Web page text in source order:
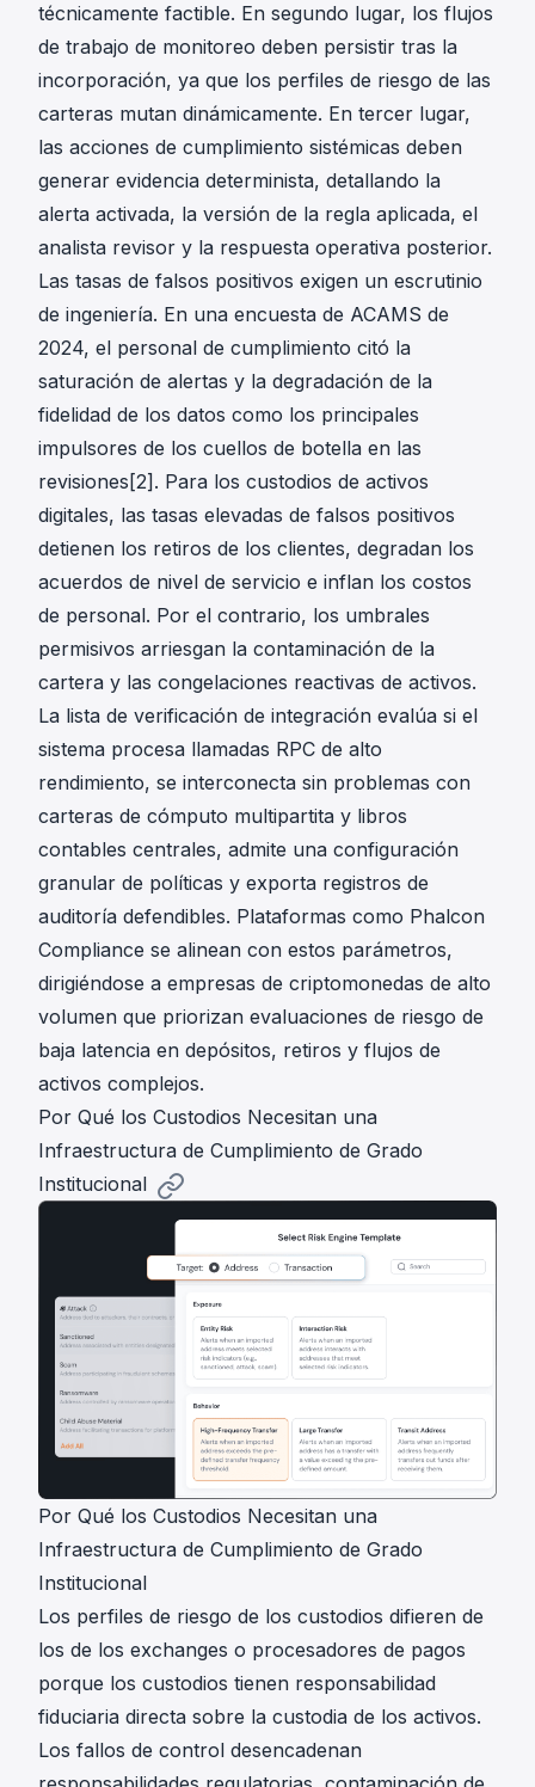
técnicamente factible. En segundo lugar, los flujos
de trabajo de monitoreo deben persistir tras la
incorporación, ya que los perfiles de riesgo de las
carteras mutan dinámicamente. En tercer lugar,
las acciones de cumplimiento sistémicas deben
generar evidencia determinista, detallando la
alerta activada, la versión de la regla aplicada, el
analista revisor y la respuesta operativa posterior.
Las tasas de falsos positivos exigen un escrutinio
de ingeniería. En una encuesta de ACAMS de
2024, el personal de cumplimiento citó la
saturación de alertas y la degradación de la
fidelidad de los datos como los principales
impulsores de los cuellos de botella en las
revisiones[2]. Para los custodios de activos
digitales, las tasas elevadas de falsos positivos
detienen los retiros de los clientes, degradan los
acuerdos de nivel de servicio e inflan los costos
de personal. Por el contrario, los umbrales
permisivos arriesgan la contaminación de la
cartera y las congelaciones reactivas de activos.
La lista de verificación de integración evalúa si el
sistema procesa llamadas RPC de alto
rendimiento, se interconecta sin problemas con
carteras de cómputo multipartita y libros
contables centrales, admite una configuración
granular de políticas y exporta registros de
auditoría defendibles. Plataformas como Phalcon
Compliance se alinean con estos parámetros,
dirigiéndose a empresas de criptomonedas de alto
volumen que priorizan evaluaciones de riesgo de
baja latencia en depósitos, retiros y flujos de
activos complejos.
Por Qué los Custodios Necesitan una
Infraestructura de Cumplimiento de Grado
Institucional
Por Qué los Custodios Necesitan una
Infraestructura de Cumplimiento de Grado
Institucional
Los perfiles de riesgo de los custodios difieren de
los de los exchanges o procesadores de pagos
porque los custodios tienen responsabilidad
fiduciaria directa sobre la custodia de los activos.
Los fallos de control desencadenan